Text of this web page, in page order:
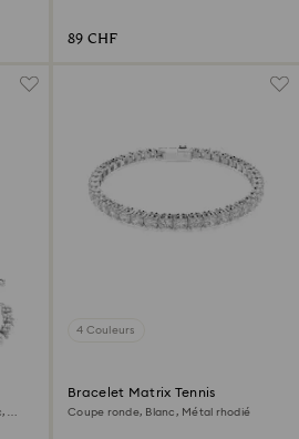
89 CHF
4 Couleurs
Bracelet Matrix Tennis
Coupe ronde, Blanc, Métal rhodié